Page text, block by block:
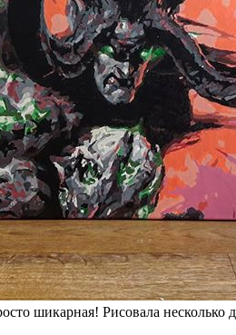
шикарная! Рисовала